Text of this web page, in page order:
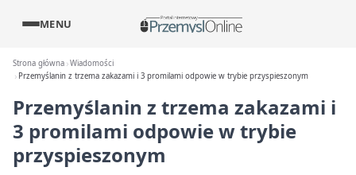
MENU
Strona główna Wiadomości
Przemyślanin z trzema zakazami i 3 promilami odpowie w trybie przyspieszonym
Przemyślanin z trzema zakazami i
3 promilami odpowie w trybie
przyspieszonym